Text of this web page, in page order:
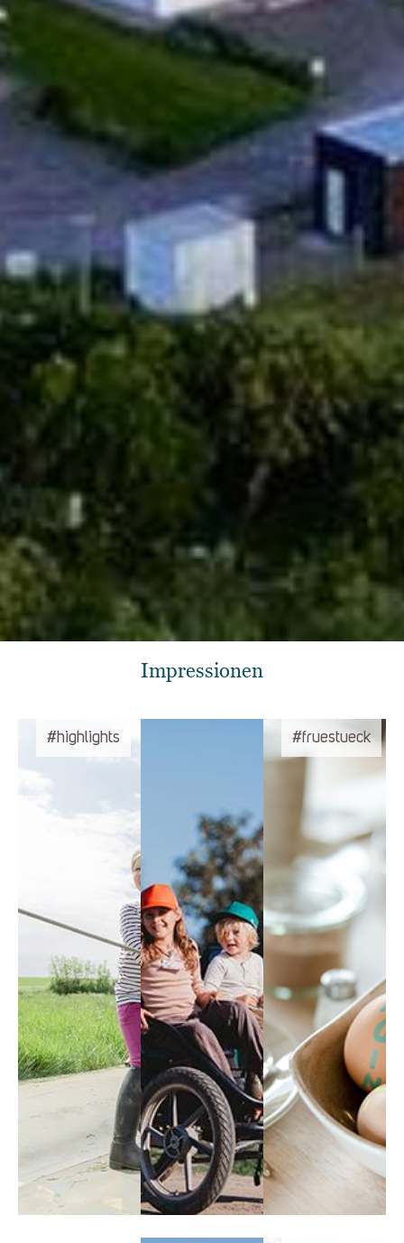
Impressionen
#highlights #fruestueck